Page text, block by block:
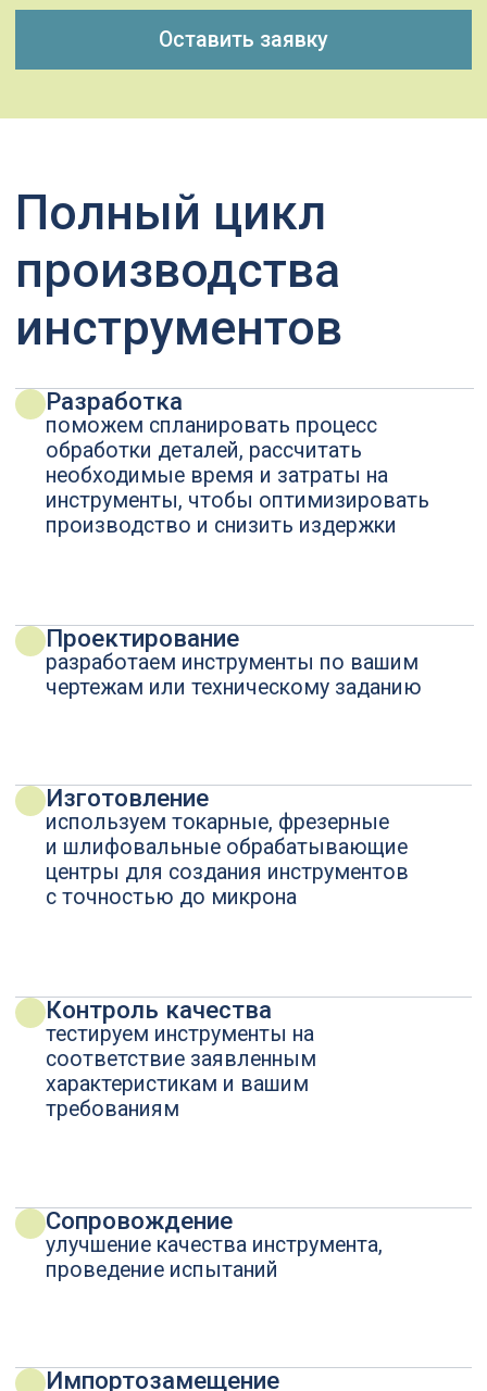
характеристикам и вашим
требованиям
Импортозамещение
внедряем отечественный режущий
инструмент по металлу, не уступающий
зарубежным образцам
используем токарные, фрезерные
и шлифовальные обрабатывающие
центры для создания инструментов
Сопровождение
проведение испытаний
Сверла корпусные специальные
Сверла монолитные специальные
Зенкеры специальные
Пластины специальные
Цековки
Державки токарные
Стандартный режущий инструмент
Инструментальная оснастка